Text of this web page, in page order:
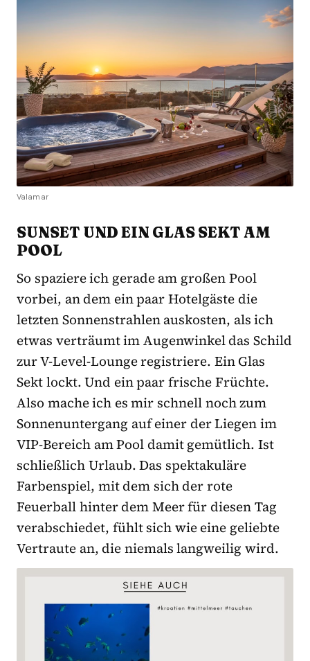
Valamar
SUNSET UND EIN GLAS SEKT AM
POOL
So spaziere ich gerade am großen Pool
vorbei, an dem ein paar Hotelgäste die
letzten Sonnenstrahlen auskosten, als ich
etwas verträumt im Augenwinkel das Schild
zur V-Level-Lounge registriere. Ein Glas
Sekt lockt. Und ein paar frische Früchte.
Also mache ich es mir schnell noch zum
Sonnenuntergang auf einer der Liegen im
VIP-Bereich am Pool damit gemütlich. Ist
schließlich Urlaub. Das spektakuläre
Farbenspiel, mit dem sich der rote
Feuerball hinter dem Meer für diesen Tag
verabschiedet, fühlt sich wie eine geliebte
Vertraute an, die niemals langweilig wird.